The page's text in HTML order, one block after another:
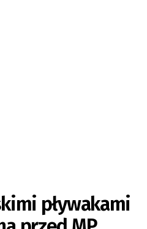
pływakami